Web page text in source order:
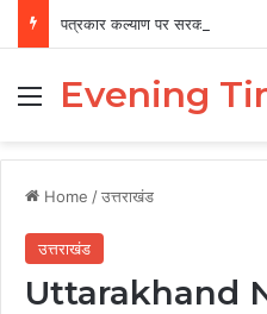
MenuEvening
Home /उत्तराखंड
उत्तराखंड
Uttarakhand